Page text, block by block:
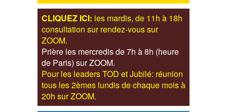
CLIQUEZ ICI: les mardis, de 11h à 18h
consultation sur rendez-vous sur
ZOOM.
Prière les mercredis de 7h à 8h (heure
de Paris) sur ZOOM.
Pour les leaders TOD et Jubilé: réunion
tous les 2èmes lundis de chaque mois à
20h sur ZOOM.